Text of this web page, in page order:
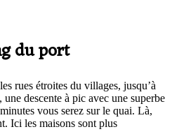
du port
rues étroites du villages, jusqu’à
descente à pic avec une superbe
vous serez sur le quai. Là,
Ici les maisons sont plus